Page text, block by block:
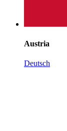
Austria
Deutsch